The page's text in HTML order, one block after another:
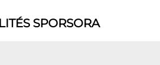
SPORSORA